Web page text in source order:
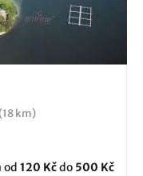
(18 km)
od 120 Kčdo 500 Kč